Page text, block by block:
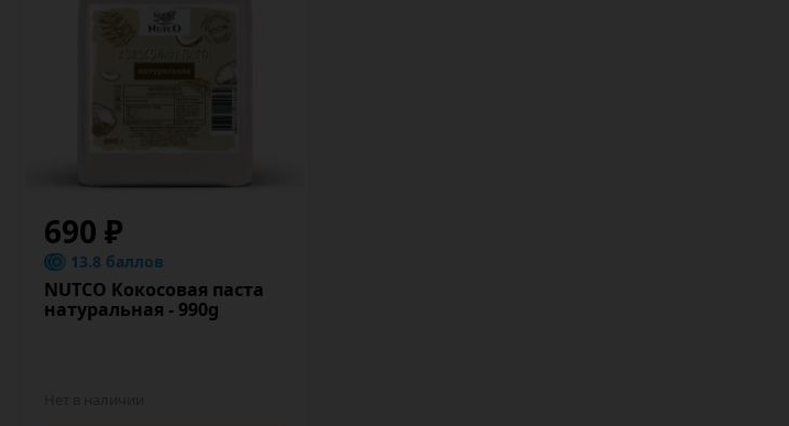
690 ₽
13.8 баллов
NUTCO Кокосовая паста
натуральная - 990g